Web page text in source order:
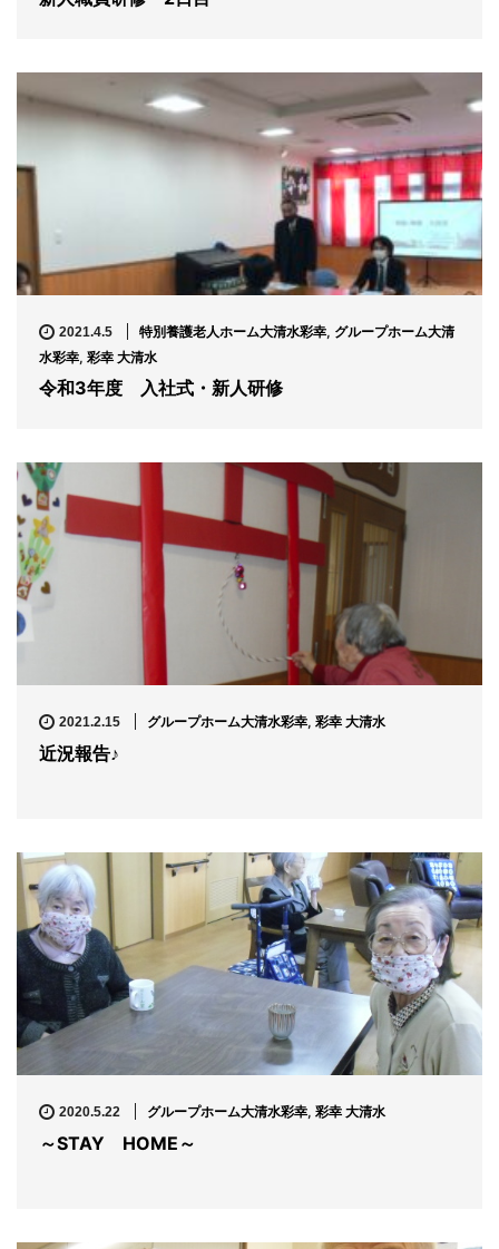
2021.4.5 特別養護老人ホーム大清水彩幸, グループホーム大清
水彩幸, 彩幸 大清水
令和3年度 入社式・新人研修
2021.2.15 グループホーム大清水彩幸, 彩幸 大清水
近況報告♪
2020.5.22 グループホーム大清水彩幸, 彩幸 大清水
～STAY HOME～